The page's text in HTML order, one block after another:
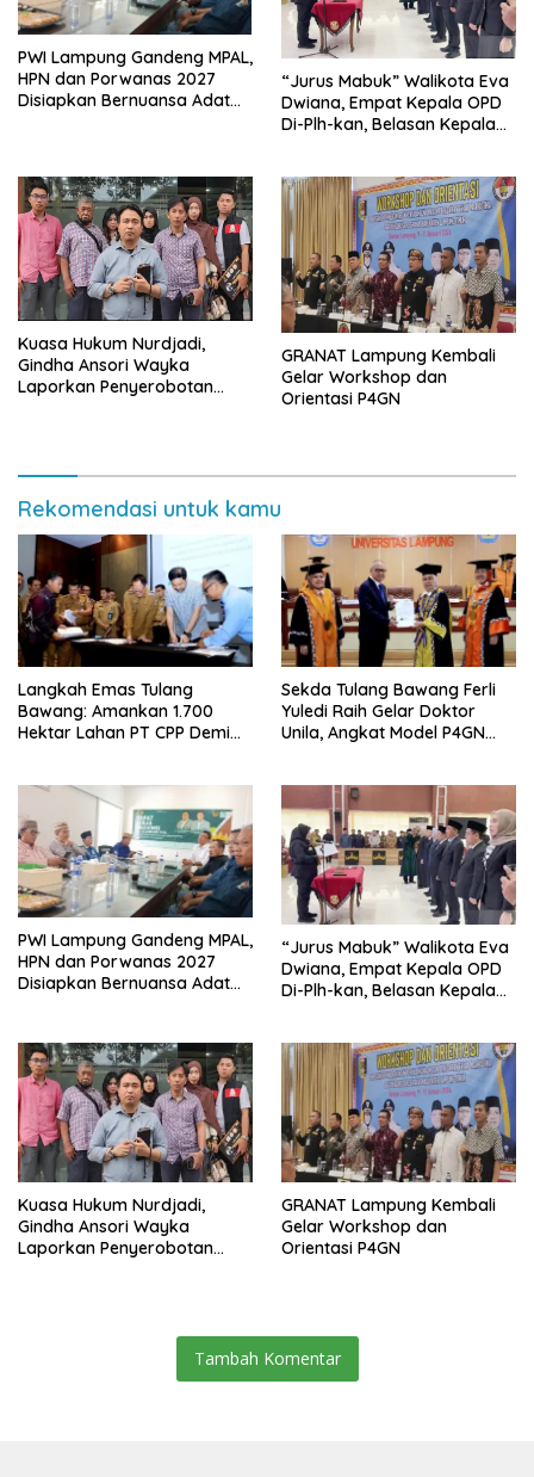
PWI Lampung Gandeng MPAL,
HPN dan Porwanas 2027
Disiapkan Bernuansa Adat
“Jurus Mabuk” Walikota Eva
Dwiana, Empat Kepala OPD
Di-Plh-kan, Belasan Kepala
Kuasa Hukum Nurdjadi,
Gindha Ansori Wayka
Laporkan Penyerobotan
GRANAT Lampung Kembali
Gelar Workshop dan
Orientasi P4GN
Rekomendasi untuk kamu
Langkah Emas Tulang
Bawang: Amankan 1.700
Hektar Lahan PT CPP Demi
Sekda Tulang Bawang Ferli
Yuledi Raih Gelar Doktor
Unila, Angkat Model P4GN
PWI Lampung Gandeng MPAL,
HPN dan Porwanas 2027
Disiapkan Bernuansa Adat
“Jurus Mabuk” Walikota Eva
Dwiana, Empat Kepala OPD
Di-Plh-kan, Belasan Kepala
Kuasa Hukum Nurdjadi,
Gindha Ansori Wayka
Laporkan Penyerobotan
GRANAT Lampung Kembali
Gelar Workshop dan
Orientasi P4GN
Tambah Komentar